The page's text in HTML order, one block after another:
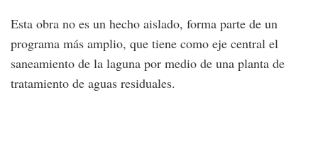
Esta obra no es un hecho aislado, forma parte de un
programa más amplio, que tiene como eje central el
saneamiento de la laguna por medio de una planta de
tratamiento de aguas residuales.